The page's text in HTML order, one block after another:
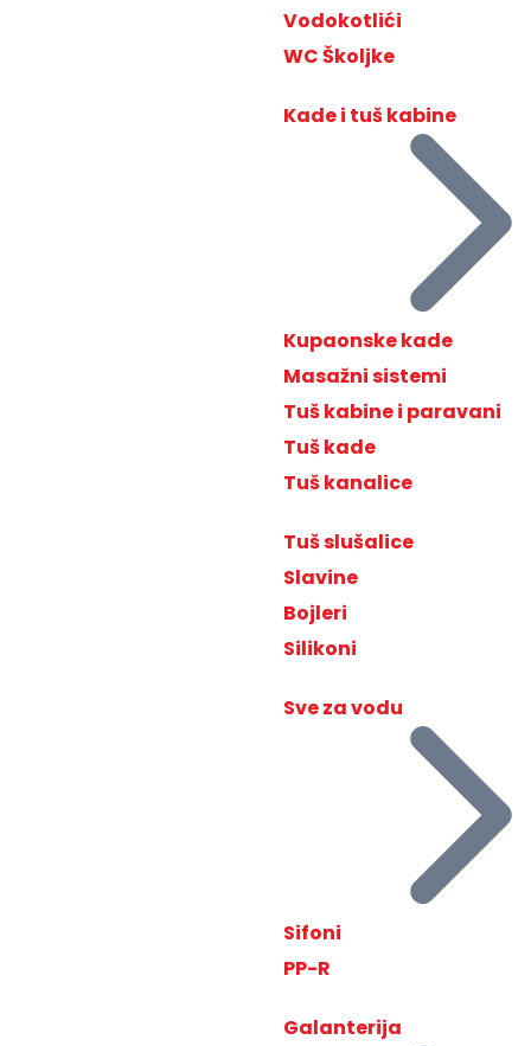
Vodokotlići
WC Školjke
Kade i tuš kabine
Kupaonske kade
Masažni sistemi
Tuš kabine i paravani
Tuš kade
Tuš kanalice
Tuš slušalice
Slavine
Bojleri
Silikoni
Sve za vodu
Sifoni
PP-R
Galanterija